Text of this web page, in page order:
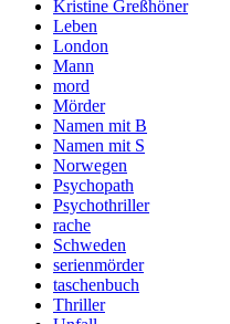
Kristine Greßhöner
Leben
London
Mann
mord
Mörder
Namen mit B
Namen mit S
Norwegen
Psychopath
Psychothriller
rache
Schweden
serienmörder
taschenbuch
Thriller